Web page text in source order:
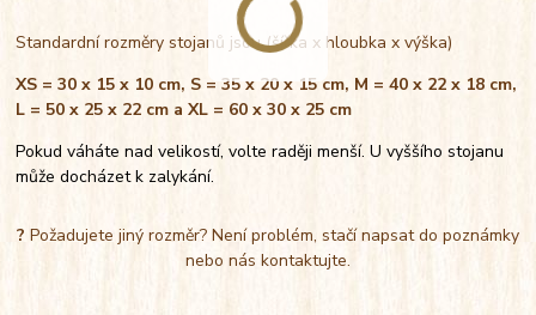
Standardní rozměry stojanů jsou (šířka x hloubka x výška)
XS = 30 x 15 x 10 cm, S = 35 x 20 x 15 cm, M = 40 x 22 x 18 cm,
L = 50 x 25 x 22 cm a XL = 60 x 30 x 25 cm
Pokud váháte nad velikostí, volte raději menší. U vyššího stojanu
může docházet k zalykání.
? Požadujete jiný rozměr? Není problém, stačí napsat do poznámky
nebo nás kontaktujte.